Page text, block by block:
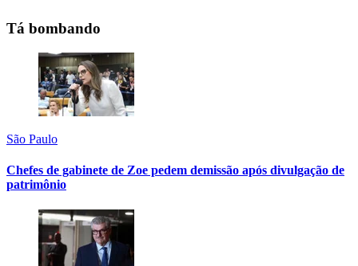
Tá bombando
São Paulo
Chefes de gabinete de Zoe pedem demissão após divulgação de
patrimônio